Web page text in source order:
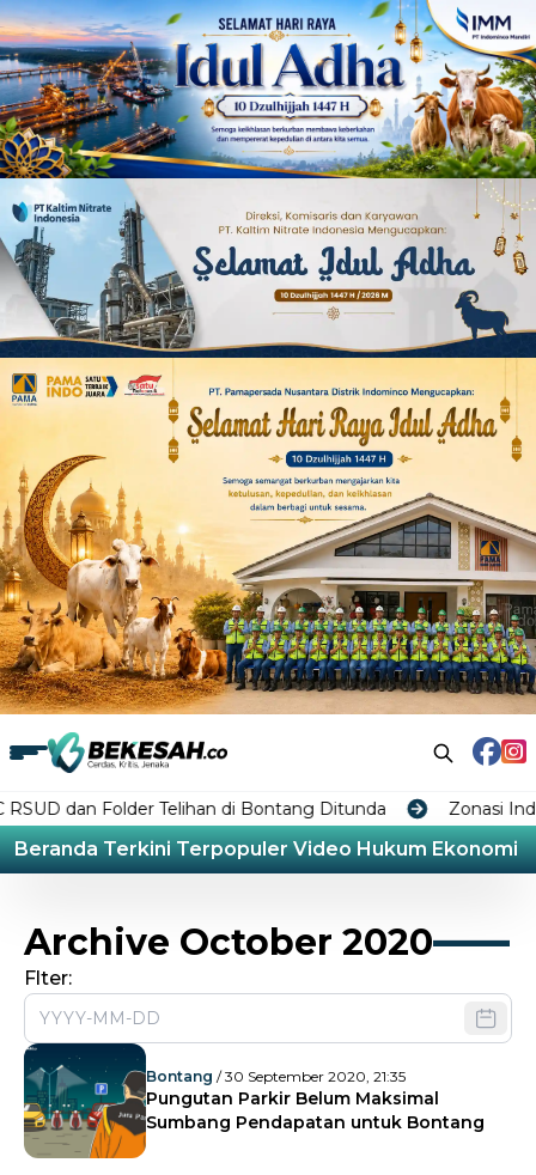
Folder Telihan di Bontang Ditunda Zonasi Industri
Beranda Terkini Terpopuler Video Hukum Ekonomi
Archive October 2020
Flter:
Bontang / 30 September 2020, 21:35
Pungutan Parkir Belum Maksimal
Sumbang Pendapatan untuk Bontang